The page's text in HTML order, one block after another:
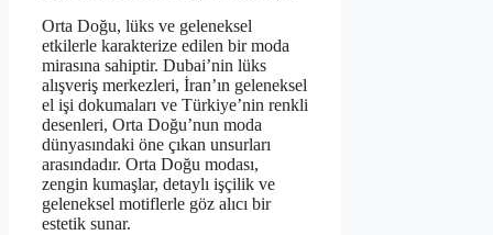
Orta Doğu, lüks ve geleneksel
etkilerle karakterize edilen bir moda
mirasına sahiptir. Dubai’nin lüks
alışveriş merkezleri, İran’ın geleneksel
el işi dokumaları ve Türkiye’nin renkli
desenleri, Orta Doğu’nun moda
dünyasındaki öne çıkan unsurları
arasındadır. Orta Doğu modası,
zengin kumaşlar, detaylı işçilik ve
geleneksel motiflerle göz alıcı bir
estetik sunar.